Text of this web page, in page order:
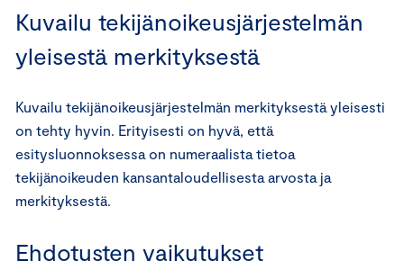
Kuvailu tekijänoikeusjärjestelmän
yleisestä merkityksestä
Kuvailu tekijänoikeusjärjestelmän merkityksestä yleisesti
on tehty hyvin. Erityisesti on hyvä, että
esitysluonnoksessa on numeraalista tietoa
tekijänoikeuden kansantaloudellisesta arvosta ja
merkityksestä.
Ehdotusten vaikutukset